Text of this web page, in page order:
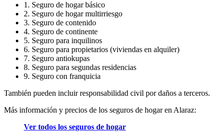
1. Seguro de hogar básico
2. Seguro de hogar multirriesgo
3. Seguro de contenido
4. Seguro de continente
5. Seguro para inquilinos
6. Seguro para propietarios (viviendas en alquiler)
7. Seguro antiokupas
8. Seguro para segundas residencias
9. Seguro con franquicia
También pueden incluir responsabilidad civil por daños a terceros.
Más información y precios de los seguros de hogar en Alaraz:
Ver todos los seguros de hogar